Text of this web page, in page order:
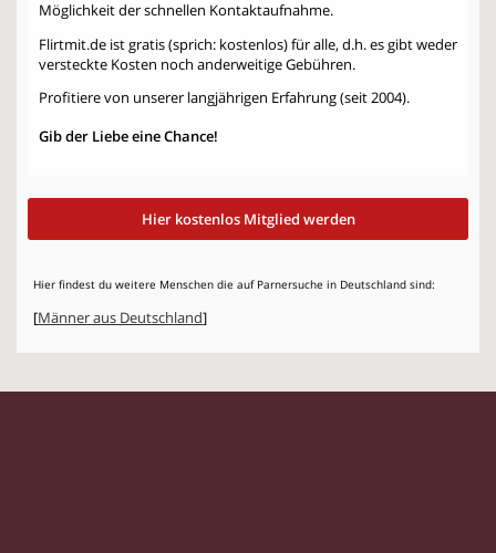
Möglichkeit der schnellen Kontaktaufnahme.
Flirtmit.de ist gratis (sprich: kostenlos) für alle, d.h. es gibt weder
versteckte Kosten noch anderweitige Gebühren.
Profitiere von unserer langjährigen Erfahrung (seit 2004).
Gib der Liebe eine Chance!
Hier kostenlos Mitglied werden
Hier findest du weitere Menschen die auf Parnersuche in Deutschland sind:
[Männer aus Deutschland]